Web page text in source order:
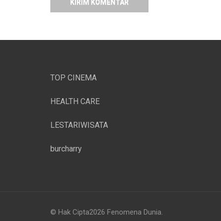
TOP CINEMA
HEALTH CARE
LESTARIWISATA
burcharry
© Hak Cipta2026 Fenomena Dunia.